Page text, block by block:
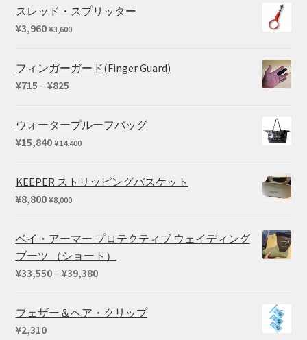
スレッド・スプリッター
¥3,960 ¥3,600
フィンガーガード(Finger Guard)
¥715 – ¥825価
帯:
ウォータープルーフバッグ
¥15,840 ¥14,400
KEEPER ストリッピングバスケット
¥8,800 ¥8,000
ベイ・アーマー プロテクティブ ウェイディング
ブーツ （ショート）
¥33,550– ¥39,380価
帯:
フェザー＆ヘア・クリップ
¥2,310